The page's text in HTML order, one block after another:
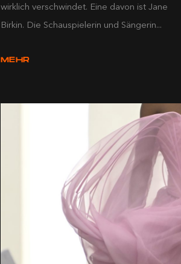
wirklich verschwindet. Eine davon ist Jane
Birkin. Die Schauspielerin und Sängerin...
MEHR